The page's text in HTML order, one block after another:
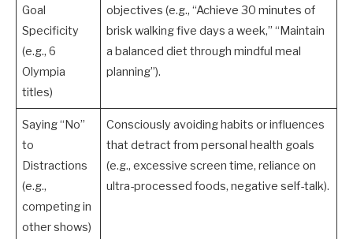
Goal
Specificity
(e.g., 6
Olympia
titles)
objectives (e.g., “Achieve 30 minutes of
brisk walking five days a week,” “Maintain
a balanced diet through mindful meal
planning”).
Saying “No”
to
Distractions
(e.g.,
competing in
other shows)
Consciously avoiding habits or influences
that detract from personal health goals
(e.g., excessive screen time, reliance on
ultra-processed foods, negative self-talk).